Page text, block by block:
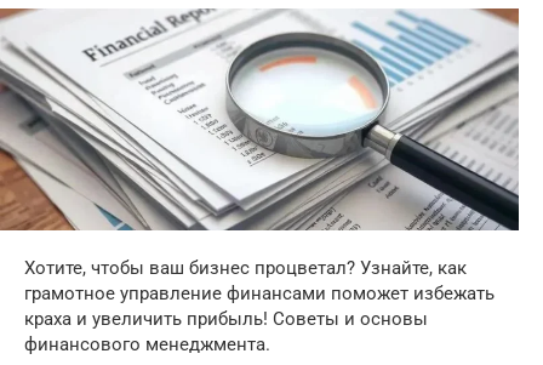
Хотите, чтобы ваш бизнес процветал? Узнайте, как
грамотное управление финансами поможет избежать
краха и увеличить прибыль! Советы и основы
финансового менеджмента.